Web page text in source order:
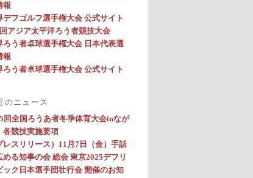
報
デフゴルフ選手権大会 公式サイト
アジア太平洋ろう者競技大会
ろう者卓球選手権大会 日本代表選
報
ろう者卓球選手権大会 公式サイト
のニュース
回全国ろうあ者冬季体育大会inなが
競技実施要項
レスリリース）11月7日（金）手話
める知事の会 総会 東京2025デフリ
ック日本選手団壮行会 開催のお知